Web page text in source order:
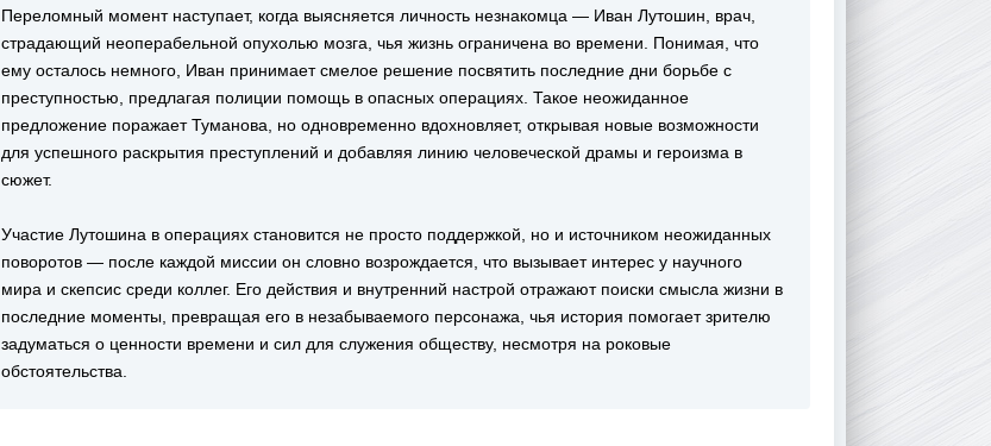
Переломный момент наступает, когда выясняется личность незнакомца — Иван Лутошин, врач,
страдающий неоперабельной опухолью мозга, чья жизнь ограничена во времени. Понимая, что
ему осталось немного, Иван принимает смелое решение посвятить последние дни борьбе с
преступностью, предлагая полиции помощь в опасных операциях. Такое неожиданное
предложение поражает Туманова, но одновременно вдохновляет, открывая новые возможности
для успешного раскрытия преступлений и добавляя линию человеческой драмы и героизма в
сюжет.
Участие Лутошина в операциях становится не просто поддержкой, но и источником неожиданных
поворотов — после каждой миссии он словно возрождается, что вызывает интерес у научного
мира и скепсис среди коллег. Его действия и внутренний настрой отражают поиски смысла жизни в
последние моменты, превращая его в незабываемого персонажа, чья история помогает зрителю
задуматься о ценности времени и сил для служения обществу, несмотря на роковые
обстоятельства.